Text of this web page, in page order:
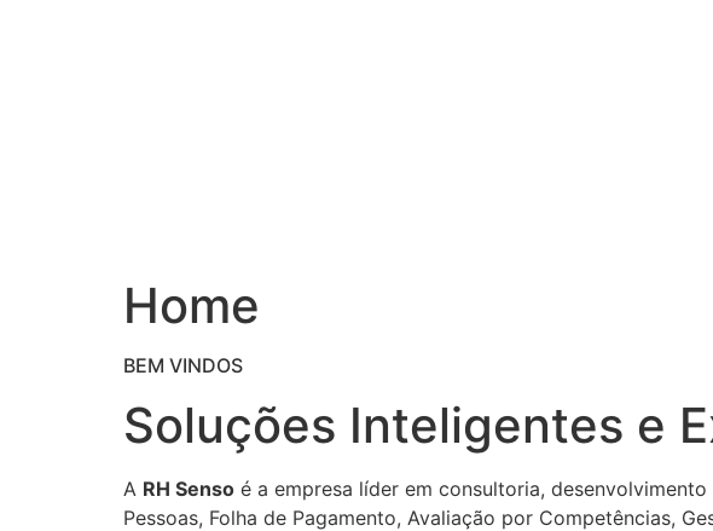
Home
BEM VINDOS
Soluções Inteligentes e
A RH Senso é a empresa líder em consultoria,
Pessoas, Folha de Pagamento, Avaliação por Competências,